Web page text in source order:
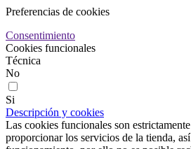
Preferencias de cookies
Consentimiento
Cookies funcionales
Técnica
No
Si
Descripción y cookies
Las cookies funcionales son
proporcionar los servicios de la tienda,